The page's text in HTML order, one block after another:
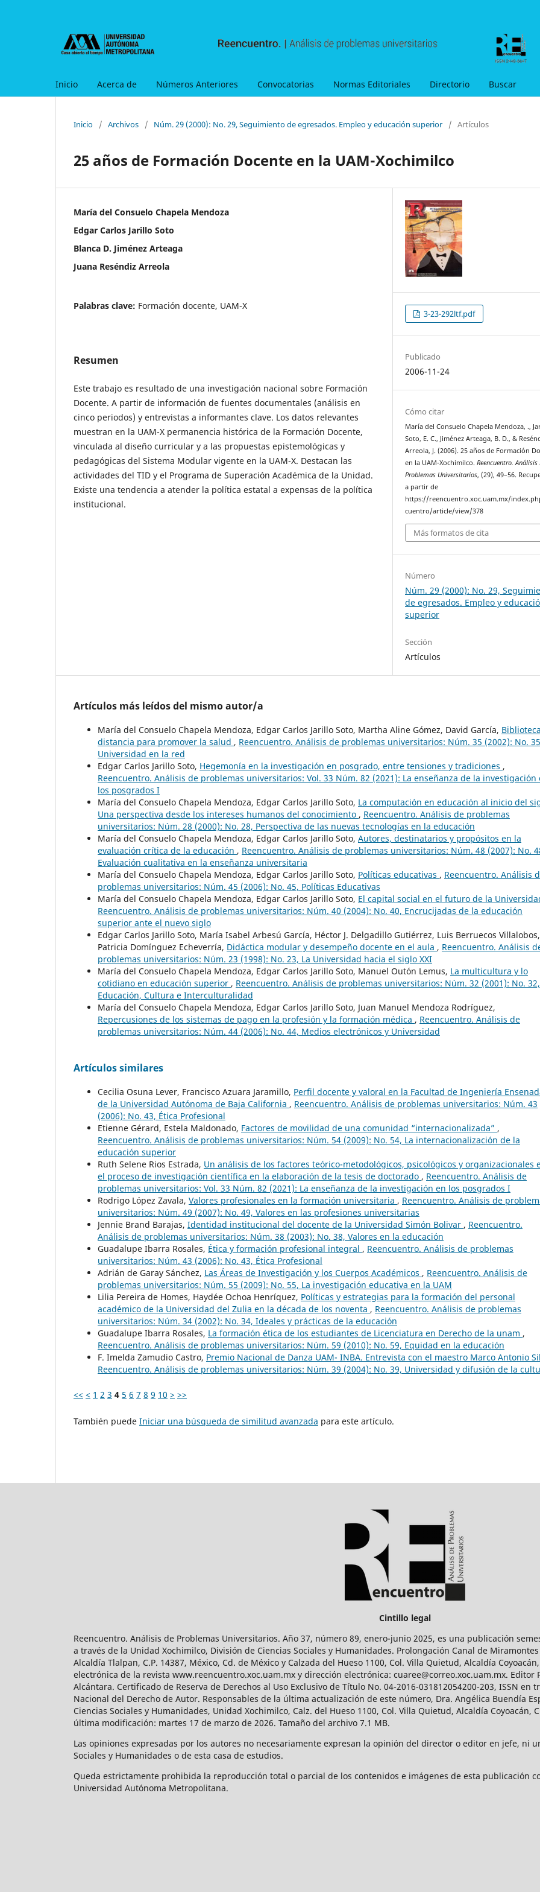
Inicio Acerca de Números Anteriores Convocatorias Normas Editoriales Directorio Buscar
Inicio / Archivos / Núm. 29 (2000): No. 29, Seguimiento de egresados. Empleo y educación superior / Artículos
25 años de Formación Docente en la UAM-Xochimilco
María del Consuelo Chapela Mendoza
Edgar Carlos Jarillo Soto
Blanca D. Jiménez Arteaga
Juana Reséndiz Arreola
Palabras clave: Formación docente, UAM-X
Resumen
Este trabajo es resultado de una investigación nacional sobre Formación
Docente. A partir de información de fuentes documentales (análisis en
cinco periodos) y entrevistas a informantes clave. Los datos relevantes
muestran en la UAM-X permanencia histórica de la Formación Docente,
vinculada al diseño curricular y a las propuestas epistemológicas y
pedagógicas del Sistema Modular vigente en la UAM-X. Destacan las
actividades del TID y el Programa de Superación Académica de la Unidad.
Existe una tendencia a atender la política estatal a expensas de la política
institucional.
3-23-292ltf.pdf
Publicado
2006-11-24
Cómo citar
María del Consuelo Chapela Mendoza, .,
Soto, E. C., Jiménez Arteaga, B. D., &
Arreola, J. (2006). 25 años de Formación
en la UAM-Xochimilco.Reencuentro. Análisis
Problemas Universitarios, (29), 49–56.
a partir de
https://reencuentro.xoc.uam.mx/
cuentro/article/view/378
Más formatos de cita
Número
Núm. 29 (2000): No. 29,
de egresados. Empleo y
superior
Sección
Artículos
Artículos más leídos del mismo autor/a
María del Consuelo Chapela Mendoza, Edgar Carlos Jarillo Soto, Martha Aline Gómez, David García,
distancia para promover la salud , Reencuentro. Análisis de problemas universitarios: Núm. 35 (2002): No.
Universidad en la red
Edgar Carlos Jarillo Soto, Hegemonía en la investigación en posgrado, entre tensiones y tradiciones ,
Reencuentro. Análisis de problemas universitarios: Vol. 33 Núm. 82 (2021): La enseñanza de la investigación
los posgrados I
María del Consuelo Chapela Mendoza, Edgar Carlos Jarillo Soto, La computación en educación al inicio del
Una perspectiva desde los intereses humanos del conocimiento , Reencuentro. Análisis de problemas
universitarios: Núm. 28 (2000): No. 28, Perspectiva de las nuevas tecnologías en la educación
María del Consuelo Chapela Mendoza, Edgar Carlos Jarillo Soto, Autores, destinatarios y propósitos en la
evaluación crítica de la educación , Reencuentro. Análisis de problemas universitarios: Núm. 48 (2007): No.
Evaluación cualitativa en la enseñanza universitaria
María del Consuelo Chapela Mendoza, Edgar Carlos Jarillo Soto, Políticas educativas , Reencuentro. Análisis
problemas universitarios: Núm. 45 (2006): No. 45, Políticas Educativas
María del Consuelo Chapela Mendoza, Edgar Carlos Jarillo Soto, El capital social en el futuro de la
Reencuentro. Análisis de problemas universitarios: Núm. 40 (2004): No. 40, Encrucijadas de la educación
superior ante el nuevo siglo
Edgar Carlos Jarillo Soto, María Isabel Arbesú García, Héctor J. Delgadillo Gutiérrez, Luis Berruecos Villalobos,
Patricia Domínguez Echeverría, Didáctica modular y desempeño docente en el aula , Reencuentro. Análisis
problemas universitarios: Núm. 23 (1998): No. 23, La Universidad hacia el siglo XXI
María del Consuelo Chapela Mendoza, Edgar Carlos Jarillo Soto, Manuel Outón Lemus, La multicultura y lo
cotidiano en educación superior , Reencuentro. Análisis de problemas universitarios: Núm. 32 (2001): No. 32,
Educación, Cultura e Interculturalidad
María del Consuelo Chapela Mendoza, Edgar Carlos Jarillo Soto, Juan Manuel Mendoza Rodríguez,
Repercusiones de los sistemas de pago en la profesión y la formación médica , Reencuentro. Análisis de
problemas universitarios: Núm. 44 (2006): No. 44, Medios electrónicos y Universidad
Artículos similares
Cecilia Osuna Lever, Francisco Azuara Jaramillo, Perfil docente y valoral en la Facultad de Ingeniería
de la Universidad Autónoma de Baja California , Reencuentro. Análisis de problemas universitarios: Núm. 43
(2006): No. 43, Ética Profesional
Etienne Gérard, Estela Maldonado, Factores de movilidad de una comunidad “internacionalizada” ,
Reencuentro. Análisis de problemas universitarios: Núm. 54 (2009): No. 54, La internacionalización de la
educación superior
Ruth Selene Rios Estrada, Un análisis de los factores teórico-metodológicos, psicológicos y organizacionales
el proceso de investigación científica en la elaboración de la tesis de doctorado , Reencuentro. Análisis de
problemas universitarios: Vol. 33 Núm. 82 (2021): La enseñanza de la investigación en los posgrados I
Rodrigo López Zavala, Valores profesionales en la formación universitaria , Reencuentro. Análisis de
universitarios: Núm. 49 (2007): No. 49, Valores en las profesiones universitarias
Jennie Brand Barajas, Identidad institucional del docente de la Universidad Simón Bolivar , Reencuentro.
Análisis de problemas universitarios: Núm. 38 (2003): No. 38, Valores en la educación
Guadalupe Ibarra Rosales, Ética y formación profesional integral , Reencuentro. Análisis de problemas
universitarios: Núm. 43 (2006): No. 43, Ética Profesional
Adrián de Garay Sánchez, Las Áreas de Investigación y los Cuerpos Académicos , Reencuentro. Análisis de
problemas universitarios: Núm. 55 (2009): No. 55, La investigación educativa en la UAM
Lilia Pereira de Homes, Haydée Ochoa Henríquez, Políticas y estrategias para la formación del personal
académico de la Universidad del Zulia en la década de los noventa , Reencuentro. Análisis de problemas
universitarios: Núm. 34 (2002): No. 34, Ideales y prácticas de la educación
Guadalupe Ibarra Rosales, La formación ética de los estudiantes de Licenciatura en Derecho de la unam ,
Reencuentro. Análisis de problemas universitarios: Núm. 59 (2010): No. 59, Equidad en la educación
F. Imelda Zamudio Castro, Premio Nacional de Danza UAM- INBA. Entrevista con el maestro Marco Antonio
Reencuentro. Análisis de problemas universitarios: Núm. 39 (2004): No. 39, Universidad y difusión de la
<< < 1 2 3 4 5 6 7 8 9 10 > >>
También puede Iniciar una búsqueda de similitud avanzada para este artículo.
Cintillo legal
Reencuentro. Análisis de Problemas Universitarios. Año 37, número 89, enero-junio 2025, es una publicación
a través de la Unidad Xochimilco, División de Ciencias Sociales y Humanidades. Prolongación Canal de Miramontes
Alcaldía Tlalpan, C.P. 14387, México, Cd. de México y Calzada del Hueso 1100, Col. Villa Quietud, Alcaldía
electrónica de la revista www.reencuentro.xoc.uam.mx y dirección electrónica: cuaree@correo.xoc.uam.mx. Editor
Alcántara. Certificado de Reserva de Derechos al Uso Exclusivo de Título No. 04-2016-031812054200-203, ISSN
Nacional del Derecho de Autor. Responsables de la última actualización de este número, Dra. Angélica Buendía
Ciencias Sociales y Humanidades, Unidad Xochimilco, Calz. del Hueso 1100, Col. Villa Quietud, Alcaldía Coyoacán,
última modificación: martes 17 de marzo de 2026. Tamaño del archivo 7.1 MB.
Las opiniones expresadas por los autores no necesariamente expresan la opinión del director o editor en jefe, ni
Sociales y Humanidades o de esta casa de estudios.
Queda estrictamente prohibida la reproducción total o parcial de los contenidos e imágenes de esta publicación
Universidad Autónoma Metropolitana.